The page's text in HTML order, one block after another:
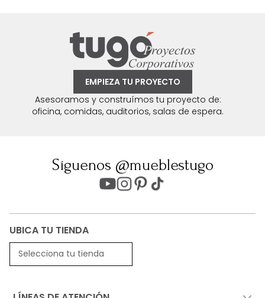
EMPIEZA TU PROYECTO
Asesoramos y construímos tu proyecto de:
oficina, comidas, auditorios, salas de espera.
Síguenos @mueblestugo
UBICA TU TIENDA
Selecciona tu tienda